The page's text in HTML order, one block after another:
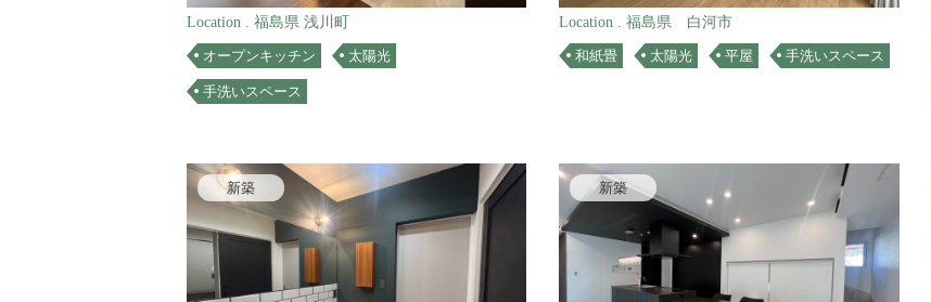
Location . 福島県 浅川町
オープンキッチン 太陽光
手洗いスペース
Location . 福島県 白河市
和紙畳 太陽光 平屋 手洗いスペース
新築 新築